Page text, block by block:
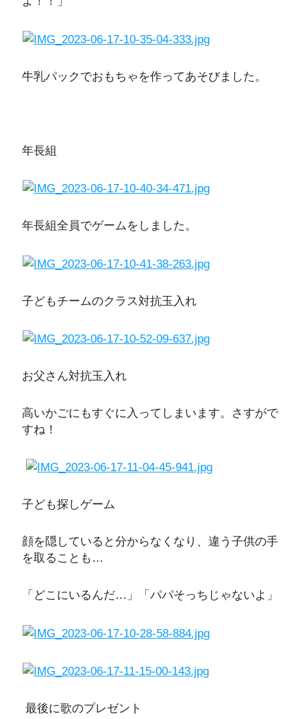
牛乳パックでおもちゃを作ってあそびました。
年長組
年長組全員でゲームをしました。
子どもチームのクラス対抗玉入れ
お父さん対抗玉入れ
高いかごにもすぐに入ってしまいます。さすがで
すね！
子ども探しゲーム
顔を隠していると分からなくなり、違う子供の手
を取ることも…
「どこにいるんだ…」「パパそっちじゃないよ」
最後に歌のプレゼント